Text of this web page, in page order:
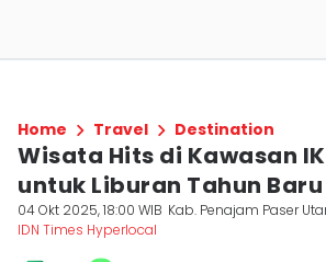
Home Travel Destination
Wisata Hits di Kawasan
untuk Liburan Tahun Baru
04 Okt 2025, 18:00 WIB Kab. Penajam Paser
IDN Times Hyperlocal